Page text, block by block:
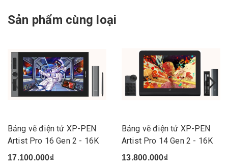
Sản phẩm cùng loại
Bảng vẽ điện tử XP-PEN
Artist Pro 16 Gen 2 - 16K
17.100.000₫
Bảng vẽ điện tử XP-PEN
Artist Pro 14 Gen 2 - 16K
13.800.000₫